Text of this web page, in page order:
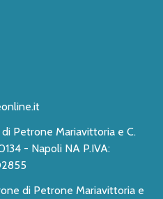
Petrone Mariavittoria e C.
di Petrone Mariavittoria e